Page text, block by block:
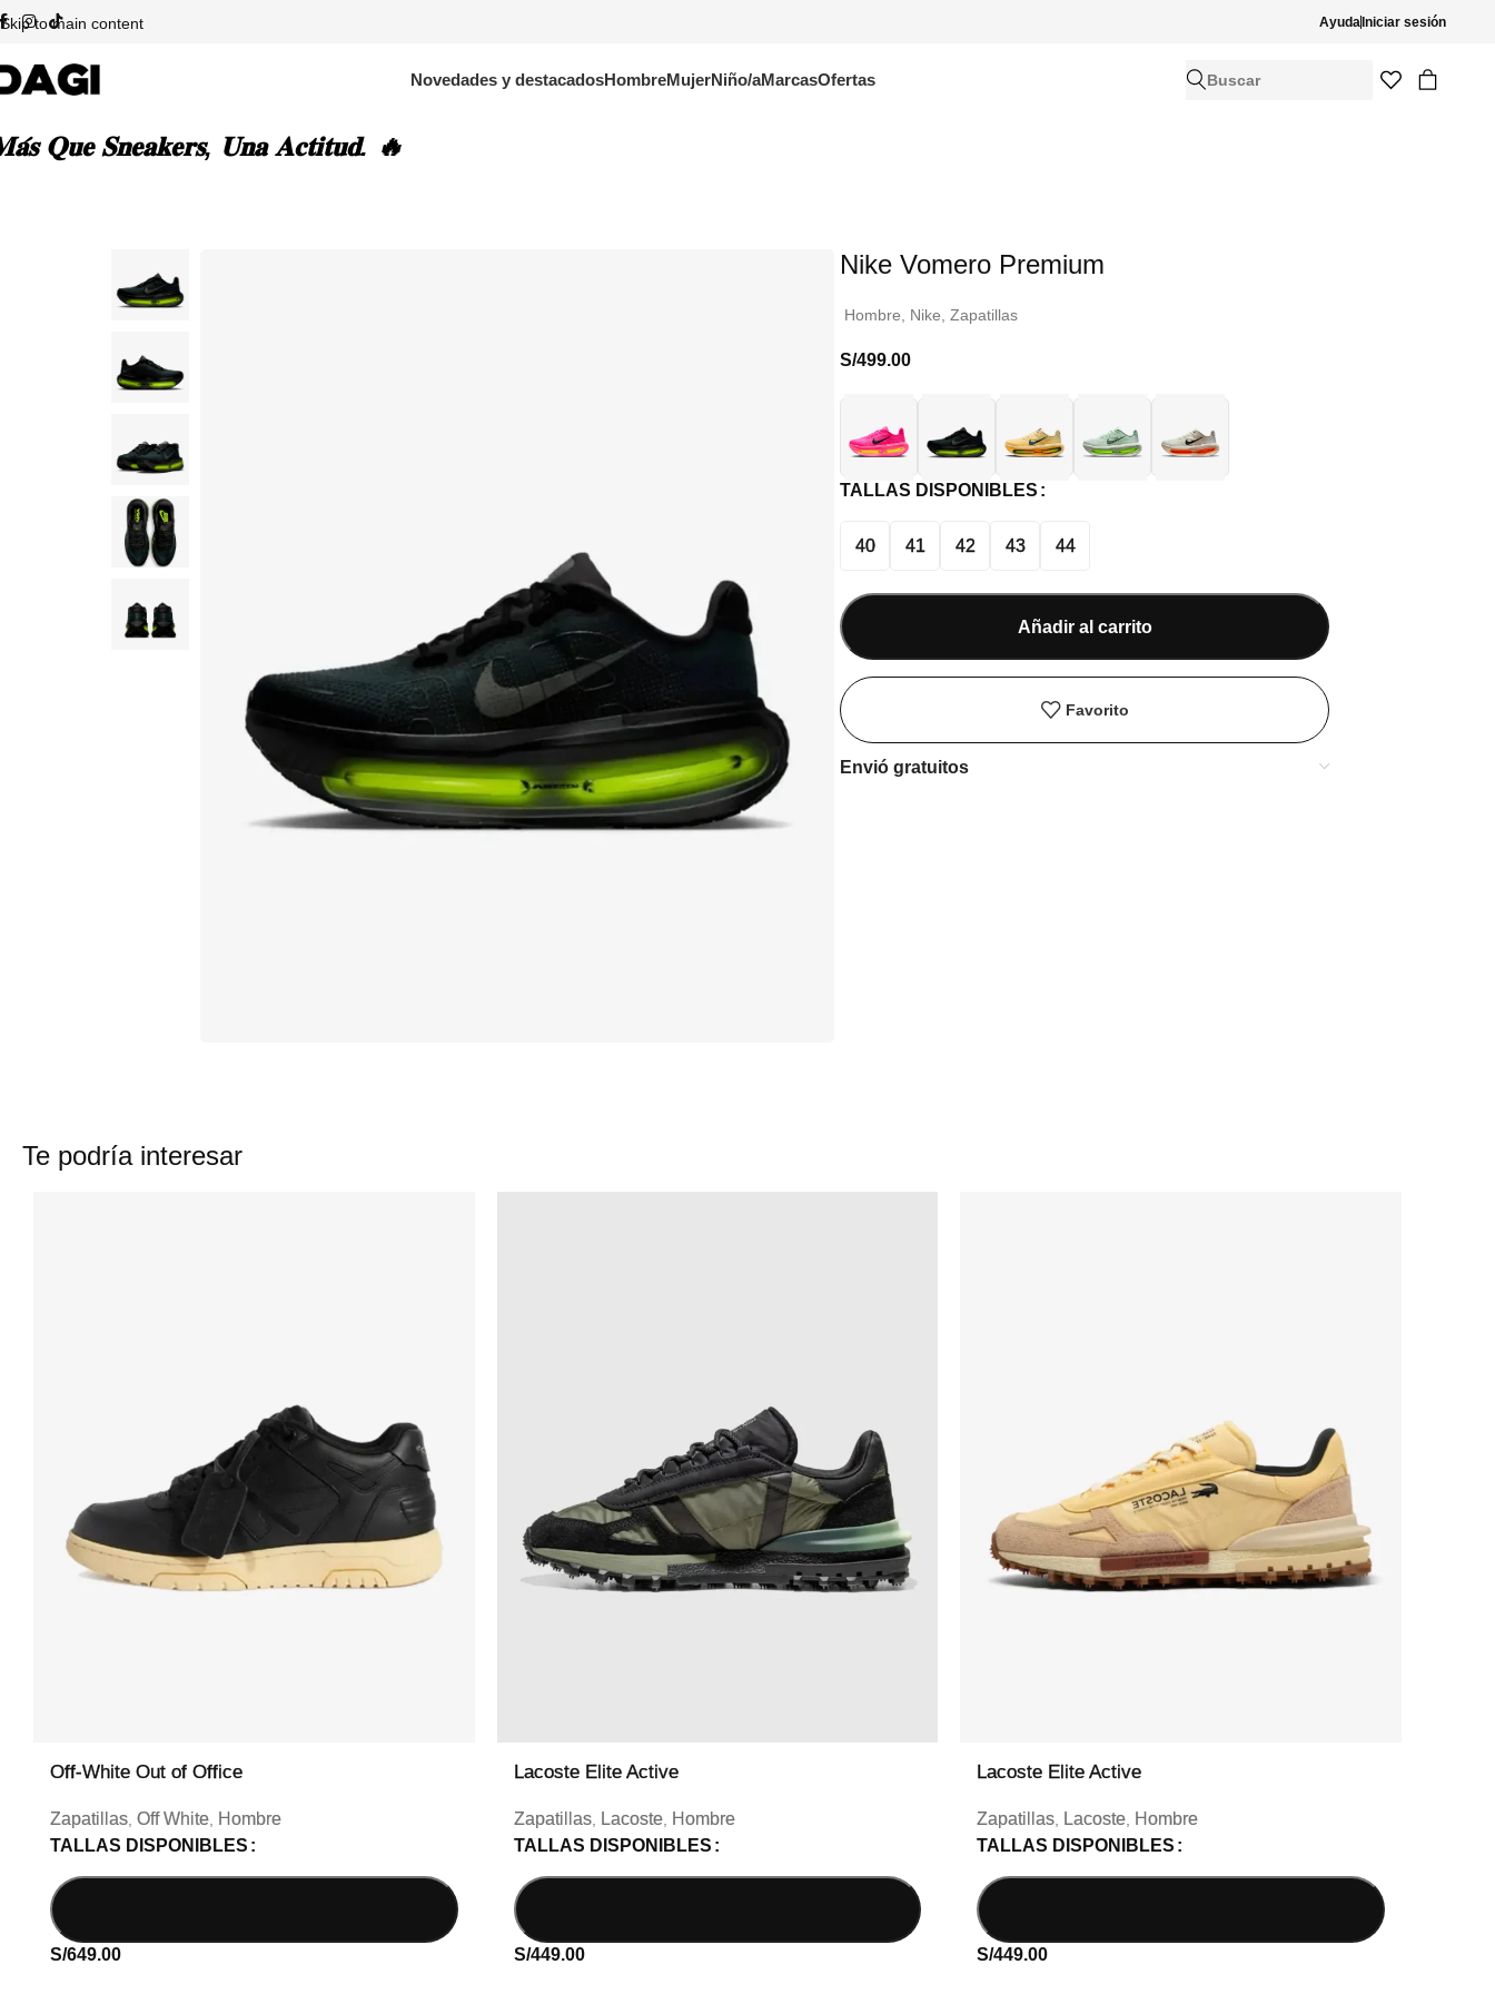
Skip to main content AyudaIniciar sesión
Novedades y destacadosHombreMujerNiño/aMarcasOfertas Buscar
𝐐𝐮𝐞 𝐒𝐧𝐞𝐚𝐤𝐞𝐫𝐬, 𝐔𝐧𝐚 𝐀𝐜𝐭𝐢𝐭𝐮𝐝. 🔥
Nike Vomero Premium
Hombre Nike Zapatillas
S/499.00
TALLAS DISPONIBLES
40 41 42 43 44
Añadir al carrito
Favorito
Envió gratuitos
Te podría interesar
Off-White Out of Office
Zapatillas, Off White, Hombre
TALLAS DISPONIBLES
S/649.00
Lacoste Elite Active
Zapatillas, Lacoste, Hombre
TALLAS DISPONIBLES
S/449.00
Lacoste Elite Active
Zapatillas, Lacoste, Hombre
TALLAS DISPONIBLES
S/449.00